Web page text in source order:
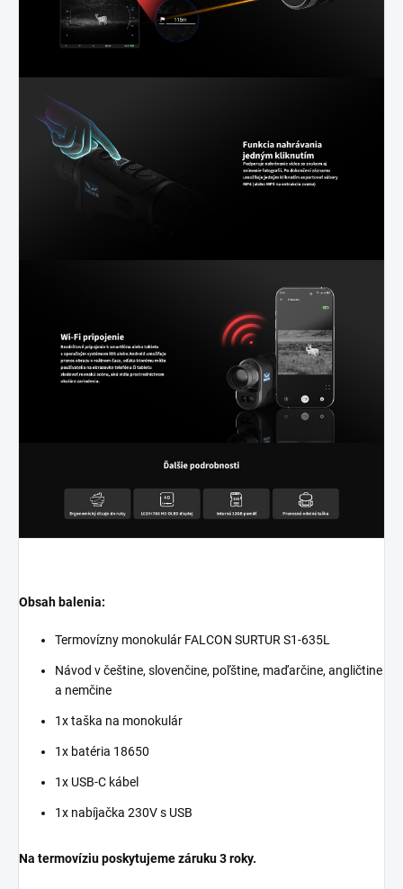
Obsah balenia:
Termovízny monokulár FALCON SURTUR S1-635L
Návod v češtine, slovenčine, poľštine, maďarčine, angličtine
a nemčine
1x taška na monokulár
1x batéria 18650
1x USB-C kábel
1x nabíjačka 230V s USB
Na termovíziu poskytujeme záruku 3 roky.